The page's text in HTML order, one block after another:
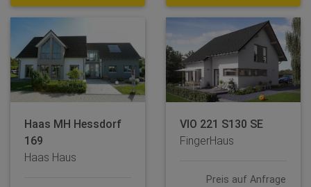
Haas MH Hessdorf
169
Haas Haus
VIO 221 S130 SE
FingerHaus
Preis auf Anfrage